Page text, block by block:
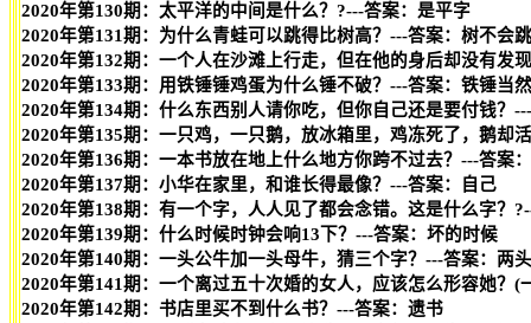
2020年第130期：太平洋的中间是什么？?---答案：是平字
2020年第131期：为什么青蛙可以跳得比树高？---答案：树不会
2020年第132期：一个人在沙滩上行走，但在他的身后却没有发
2020年第133期：用铁锤锤鸡蛋为什么锤不破？---答案：铁锤当
2020年第134期：什么东西别人请你吃，但你自己还是要付钱？
2020年第135期：一只鸡，一只鹅，放冰箱里，鸡冻死了，鹅却
2020年第136期：一本书放在地上什么地方你跨不过去？---答案
2020年第137期：小华在家里，和谁长得最像？---答案：自己
2020年第138期：有一个字，人人见了都会念错。这是什么字？
2020年第139期：什么时候时钟会响13下？---答案：坏的时候
2020年第140期：一头公牛加一头母牛，猜三个字？---答案：两
2020年第141期：一个离过五十次婚的女人，应该怎么形容她？(
2020年第142期：书店里买不到什么书？---答案：遗书